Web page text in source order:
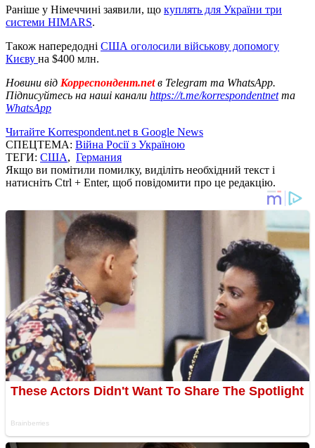
Раніше у Німеччині заявили, що куплять для України три
системи HIMARS.
Також напередодні США оголосили військову допомогу
Києву на $400 млн.
Новини від Корреспондент.netв Telegram та WhatsApp.
Підписуйтесь на наші канали https://t.me/korrespondentnetта
WhatsApp
Читайте Korrespondent.net в Google News
СПЕЦТЕМА: Війна Росії з Україною
ТЕГИ: США, Германия
Якщо ви помітили помилку, виділіть необхідний текст і
натисніть Ctrl + Enter, щоб повідомити про це редакцію.